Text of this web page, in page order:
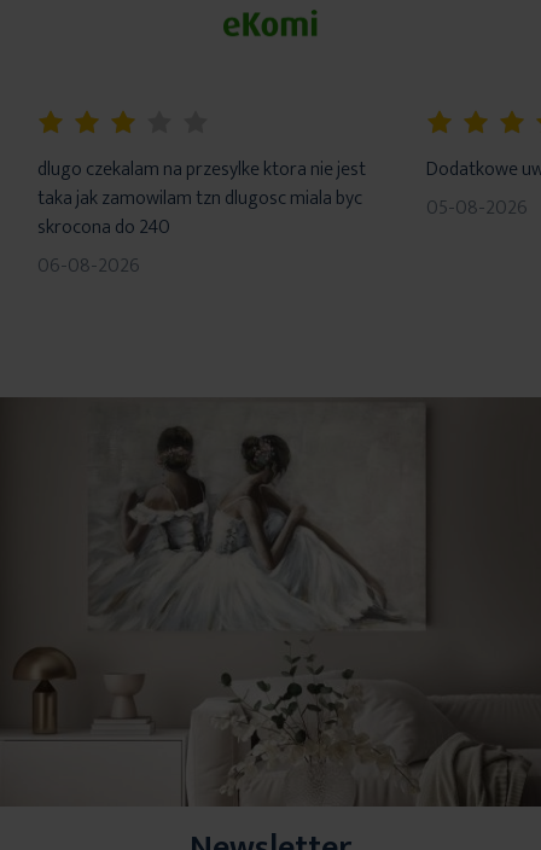
dlugo czekalam na przesylke ktora nie jest
taka jak zamowilam tzn dlugosc miala byc
skrocona do 240
06-08-2026
Dodatkowe
05-08-2026